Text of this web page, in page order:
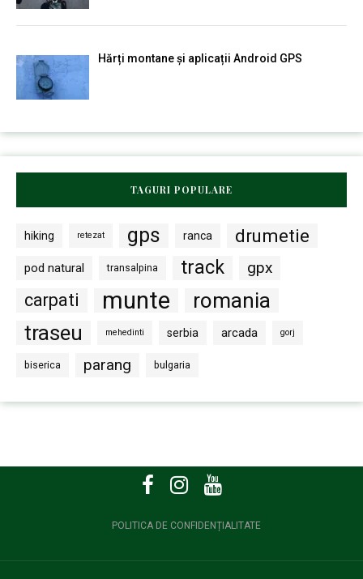
Hărți montane și aplicații Android GPS
TAGURI POPULARE
hiking retezat gps ranca drumetie
pod natural transalpina track gpx
carpati munte
romania
traseu
mehedinti serbia arcada gorj
biserica parang bulgaria
POLITICA DE CONFIDENȚIALITATE